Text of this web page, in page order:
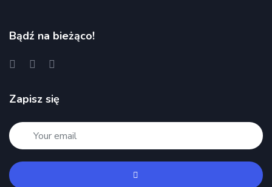
Bądź na bieżąco!
Zapisz się